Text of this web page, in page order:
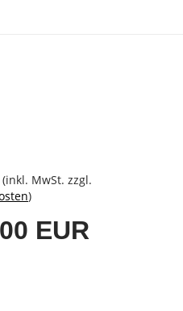
MwSt. zzgl.
)
EUR